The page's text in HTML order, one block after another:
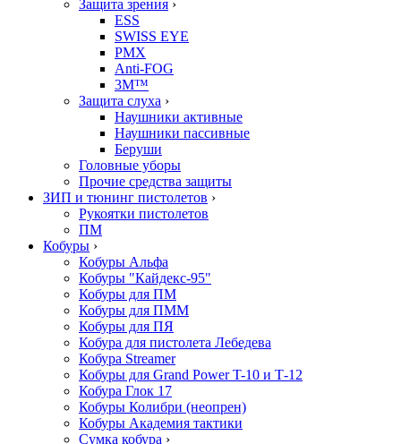
Защита зрения ›
ESS
SWISS EYE
PMX
Anti-FOG
3M™
Защита слуха ›
Наушники активные
Наушники пассивные
Беруши
Головные уборы
Прочие средства защиты
ЗИП и тюнинг пистолетов ›
Рукоятки пистолетов
ПМ
Кобуры ›
Кобуры Альфа
Кобуры "Кайдекс-95"
Кобуры для ПМ
Кобуры для ПММ
Кобуры для ПЯ
Кобура для пистолета Лебедева
Кобура Streamer
Кобуры для Grand Power T-10 и Т-12
Кобура Глок 17
Кобуры Колибри (неопрен)
Кобуры Академия тактики
Сумка кобура ›